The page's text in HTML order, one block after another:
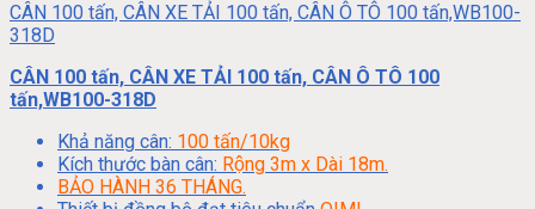
CÂN 100 tấn, CÂN XE TẢI 100 tấn, CÂN Ô TÔ 100 tấn,WB100-
318D
CÂN 100 tấn, CÂN XE TẢI 100 tấn, CÂN Ô TÔ 100
tấn,WB100-318D
Khả năng cân: 100 tấn/10kg
Kích thước bàn cân: Rộng 3m x Dài 18m.
BẢO HÀNH 36 THÁNG.